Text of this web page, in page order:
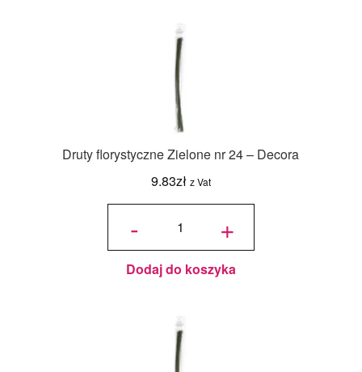
Druty florystyczne Zielone nr 24 – Decora
9.83zł z Vat
-
ilość Druty
24 - Decora +
Dodaj do koszyka